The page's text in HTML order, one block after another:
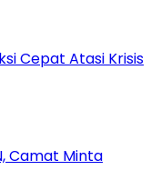
Cepat Atasi Krisis
Camat Minta